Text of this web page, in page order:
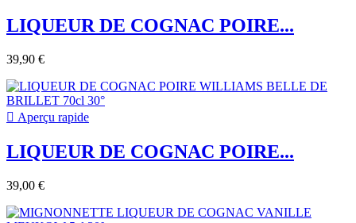
LIQUEUR DE COGNAC POIRE...
39,90 €
 Aperçu rapide
LIQUEUR DE COGNAC POIRE...
39,00 €